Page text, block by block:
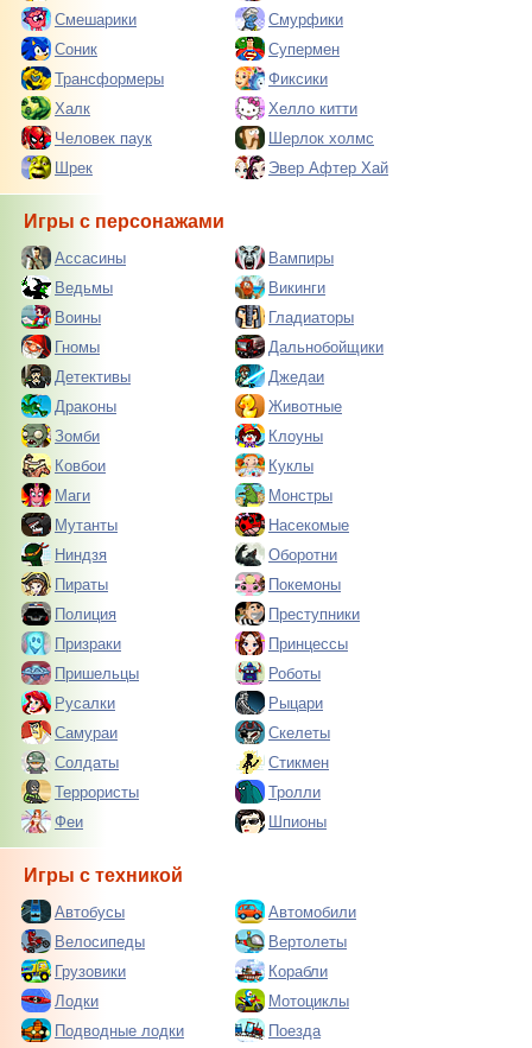
Смешарики
Смурфики
Соник
Супермен
Трансформеры
Фиксики
Халк
Хелло китти
Человек паук
Шерлок холмс
Шрек
Эвер Афтер Хай
Игры с персонажами
Ассасины
Вампиры
Ведьмы
Викинги
Воины
Гладиаторы
Гномы
Дальнобойщики
Детективы
Джедаи
Драконы
Животные
Зомби
Клоуны
Ковбои
Куклы
Маги
Монстры
Мутанты
Насекомые
Ниндзя
Оборотни
Пираты
Покемоны
Полиция
Преступники
Призраки
Принцессы
Пришельцы
Роботы
Русалки
Рыцари
Самураи
Скелеты
Солдаты
Стикмен
Террористы
Тролли
Феи
Шпионы
Игры с техникой
Автобусы
Автомобили
Велосипеды
Вертолеты
Грузовики
Корабли
Лодки
Мотоциклы
Подводные лодки
Поезда